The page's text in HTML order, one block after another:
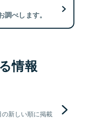
べします。
情報
新しい順に掲載